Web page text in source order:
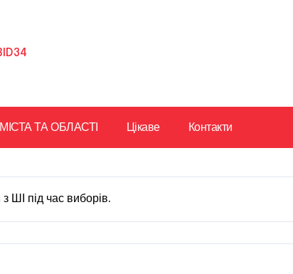
ТА ОБЛАСТІ Цікаве Контакти
ШІ під час виборів.